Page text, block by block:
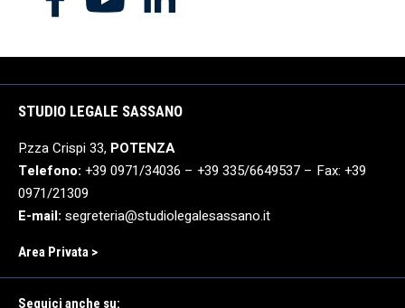
STUDIO LEGALE SASSANO
P.zza Crispi 33, POTENZA
Telefono: +39 0971/34036 – +39 335/6649537 – Fax: +39
0971/21309
E-mail: segreteria@studiolegalesassano.it
Area Privata >
Seguici anche su: